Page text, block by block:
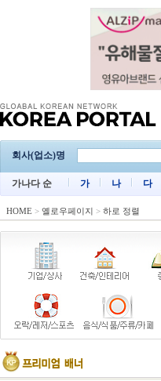
회사(업소)명
가나다 순 가 나 다
HOME > 옐로우페이지 > 하로 정렬